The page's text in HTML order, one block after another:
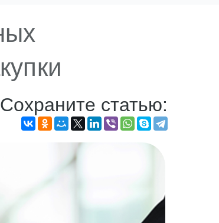
Сохраните статью: